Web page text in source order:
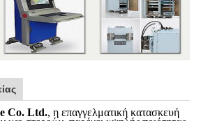
Co. Ltd., η επαγγελματική κατασκευή